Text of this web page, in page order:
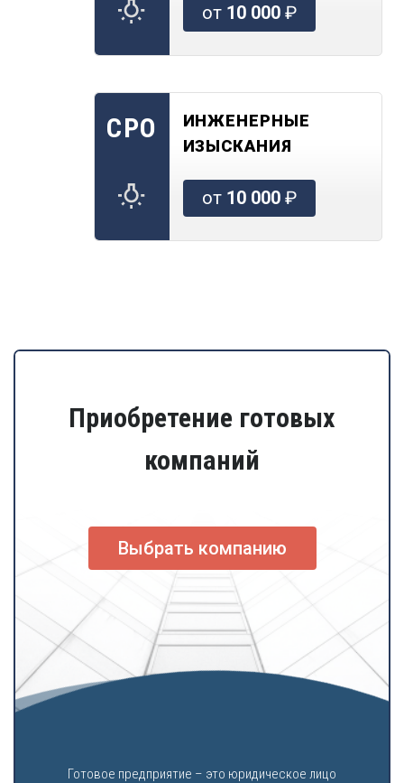
от 10 000₽
СРО
ИНЖЕНЕРНЫЕ
ИЗЫСКАНИЯ
от 10 000₽
Приобретение готовых
компаний
Выбрать компанию
Готовое предприятие – это юридическое лицо